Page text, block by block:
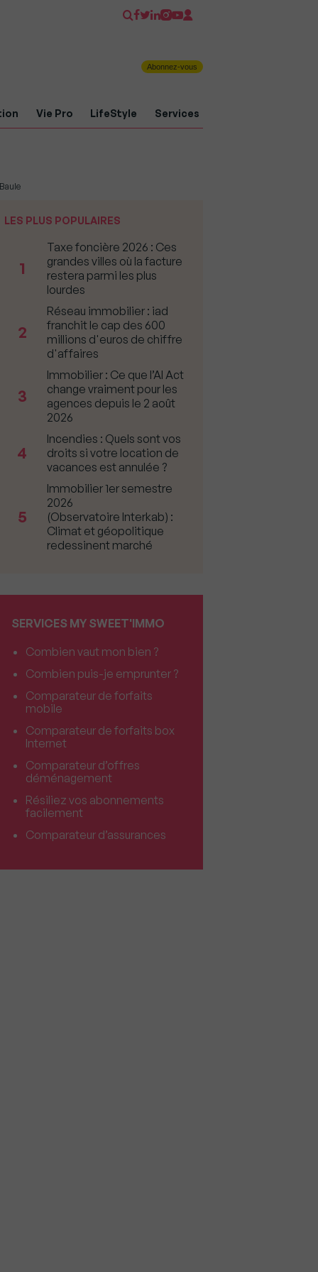
Abonnez-vous
Vie Pro LifeStyle Services
LES PLUS POPULAIRES
1
Taxe foncière 2026 : Ces
grandes villes où la facture
restera parmi les plus
lourdes
2
Réseau immobilier : iad
franchit le cap des 600
millions d'euros de chiffre
d'affaires
3
Immobilier : Ce que l’AI Act
change vraiment pour les
agences depuis le 2 août
2026
4
Incendies : Quels sont vos
droits si votre location de
vacances est annulée ?
5
Immobilier 1er semestre
2026
(Observatoire Interkab) :
Climat et géopolitique
redessinent marché
SERVICES MY SWEET'IMMO
Combien vaut mon bien ?
Combien puis-je emprunter ?
Comparateur de forfaits
mobile
Comparateur de forfaits box
Internet
Comparateur d’offres
déménagement
Résiliez vos abonnements
facilement
Comparateur d’assurances